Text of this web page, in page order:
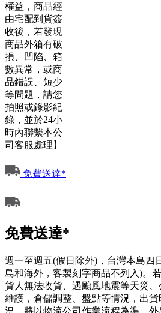
權益，商品經
由宅配到貨簽
收後，若發現
商品外箱有破
損、凹陷、箱
數異常，或商
品錯誤、短少
等問題，請您
拍照或錄影紀
錄，並於24小
時內聯繫本公
司客服處理】
免費送達*
免費送達*
週一至週五(假日除外)，台灣本島四
島和海外，客製刻字商品不列入)。
貨人無法收貨、遇颱風地震等天災
維護，倉儲調整、盤點等情況，出
況，將以物流公司作業流程為準。